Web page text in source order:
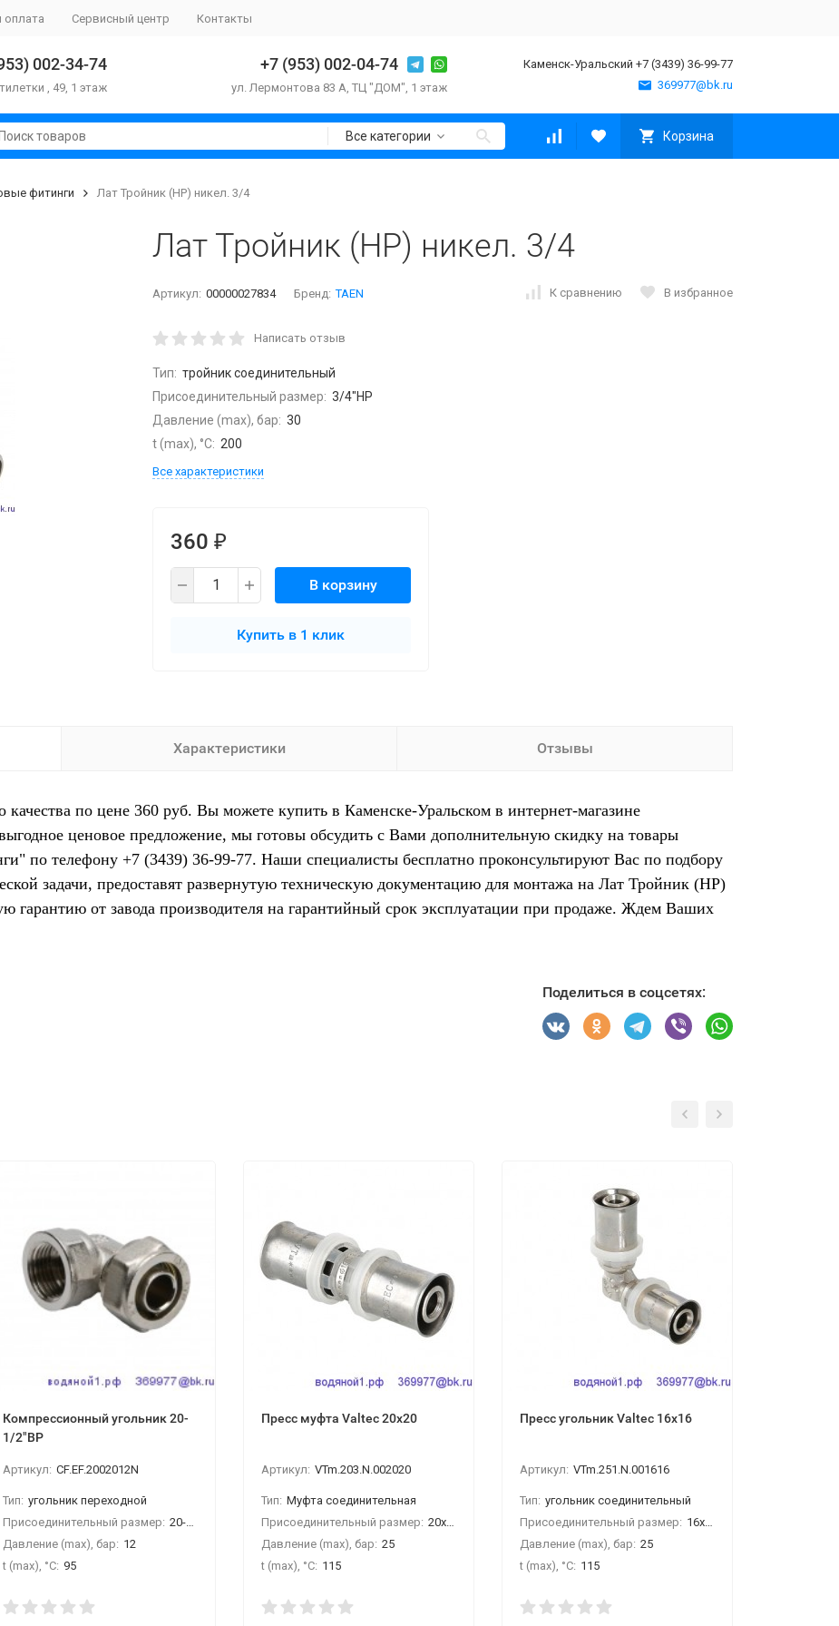
оплата Сервисный центр Контакты
002-34-74
, 49, 1 этаж
+7 (953) 002-04-74
ул. Лермонтова 83 А, ТЦ "ДОМ", 1 этаж
Каменск-Уральский +7 (3439) 36-99-77
369977@bk.ru
Все категории Корзина
фитинги Лат Тройник (НР) никел. 3/4
Лат Тройник (НР) никел. 3/4
Артикул: 00000027834 Бренд: TAEN К сравнению В избранное
Написать отзыв
Тип: тройник соединительный
Присоединительный размер: 3/4"НР
Давление (max), бар: 30
t (max), °С: 200
Все характеристики
360 ₽
В корзину
Купить в 1 клик
Характеристики Отзывы
по цене 360 руб. Вы можете купить в Каменске-Уральском в интернет-магазине
ценовое предложение, мы готовы обсудить с Вами дополнительную скидку на товары
по телефону +7 (3439) 36-99-77. Наши специалисты бесплатно проконсультируют Вас по подбору
задачи, предоставят развернутую техническую документацию для монтажа на Лат Тройник (НР)
гарантию от завода производителя на гарантийный срок эксплуатации при продаже. Ждем Ваших
Поделиться в соцсетях:
Компрессионный угольник 20-
1/2"ВР
Артикул: CF.EF.2002012N
Тип: угольник переходной
Присоединительный размер: 20-1/2"ВР
Давление (max), бар: 12
t (max), °С: 95
Пресс муфта Valtec 20х20
Артикул: VTm.203.N.002020
Тип: Муфта соединительная
Присоединительный размер: 20х20
Давление (max), бар: 25
t (max), °С: 115
Пресс угольник Valtec 16х16
Артикул: VTm.251.N.001616
Тип: угольник соединительный
Присоединительный размер: 16х16
Давление (max), бар: 25
t (max), °С: 115